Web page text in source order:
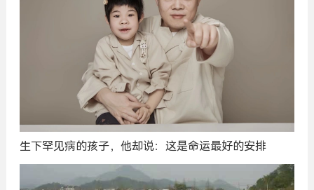
生下罕见病的孩子，他却说：这是命运最好的安排